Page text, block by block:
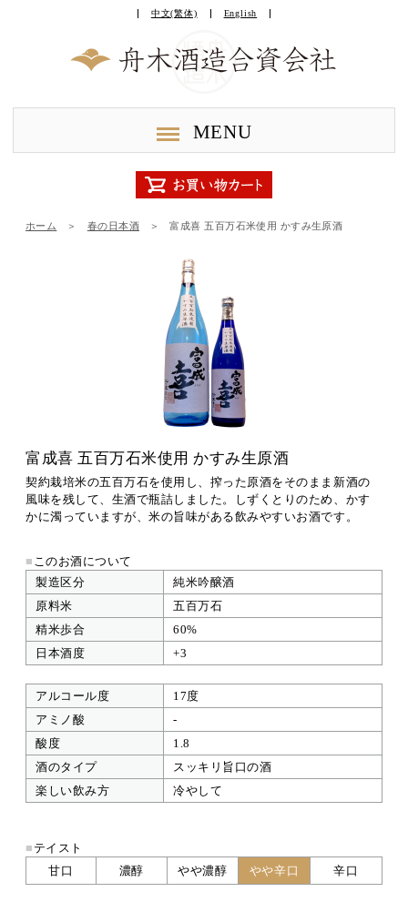
中文(繁体) English
MENU
ホーム ＞ 春の日本酒 ＞ 富成喜 五百万石米使用 かすみ生原酒
富成喜 五百万石米使用 かすみ生原酒
契約栽培米の五百万石を使用し、搾った原酒をそのまま新酒の
風味を残して、生酒で瓶詰しました。しずくとりのため、かす
かに濁っていますが、米の旨味がある飲みやすいお酒です。
■ このお酒について
製造区分
純米吟醸酒
原料米
五百万石
精米歩合
60%
日本酒度
+3
アルコール度
17度
アミノ酸
-
酸度
1.8
酒のタイプ
スッキリ旨口の酒
楽しい飲み方
冷やして
■ テイスト
甘口
濃醇 やや濃醇 やや辛口 辛口